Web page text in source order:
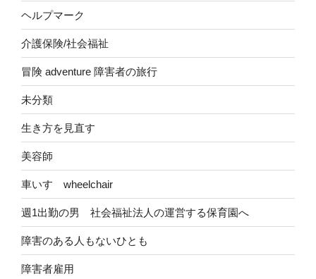
ヘルプマーク
介護保険/社会福祉
冒険 adventure 障害者の旅行
未分類
生き方を見直す
美容師
車いす wheelchair
週1出勤の男 社会福祉法人の運営する保育園へ
障害のある人もないひとも
障害者雇用